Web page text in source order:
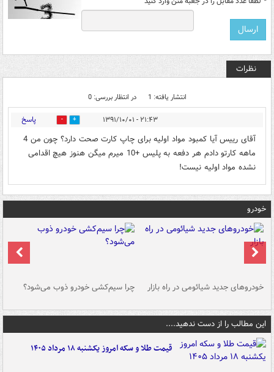
نظرات
انتشار یافته: 1 در انتظار بررسی: 0
۲۱:۴۳ - ۱۳۹۱/۱۰/۰۱ 0 پاسخ
آقای رییس آیا کمبود مواد اولیه برای چاپ کارت صحت دارد؟ چون من 4
ماهه کارتو دادم هر دفعه به پلیس +10 میرم میگن هنوز هیچ اقدامی
نشده مواد اولیه نیست!
خودرو
خودروهای جدید شیائومی در راه بازار چرا سیم‌کشی خودرو ذوب می‌شود؟
این مطالب را از دست ندهید....
قیمت طلا و سکه امروز یکشنبه ۱۸ مرداد ۱۴۰۵